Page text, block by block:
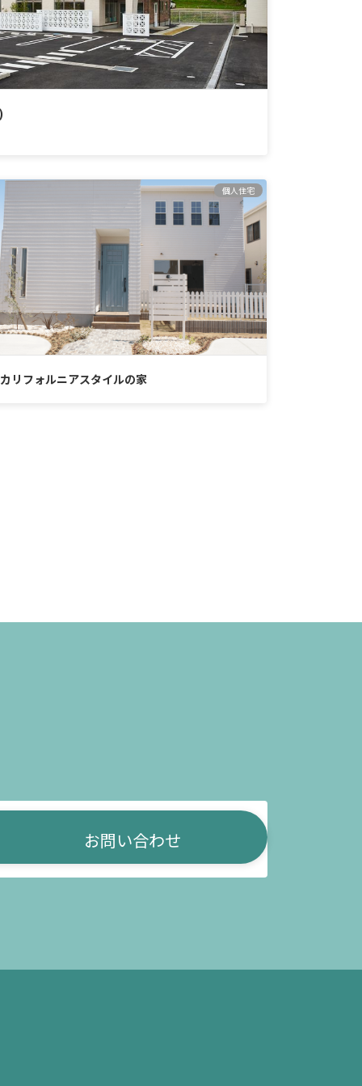
個人住宅
カリフォルニアスタイルの家
お問い合わせ